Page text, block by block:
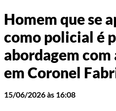
Homem que se
como policial é
abordagem com
em Coronel
15/06/2026 às 16:08